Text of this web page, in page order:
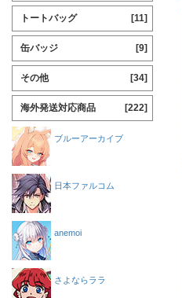
トートバッグ [11]
缶バッジ [9]
その他 [34]
海外発送対応商品 [222]
ブルーアーカイブ
日本ファルコム
anemoi
さよならララ